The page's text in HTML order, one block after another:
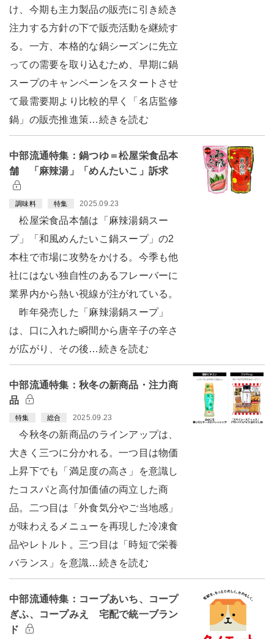
け、今期も主力製品の販売に引き続き
注力する方針の下で販売活動を継続す
る。一方、本格的な鍋シーズンに先立
っての需要を取り込むため、早期に鍋
スープのキャンペーンをスタートさせ
て最需要期より比較的早く「名店監修
鍋」の販売推進策…続きを読む
中部流通特集：鍋つゆ＝松屋栄食品本
舗 「麻辣湯」「めんたいこ」訴求
調味料 特集 2025.09.23
松屋栄食品本舗は「麻辣湯鍋スー
プ」「和風めんたいこ鍋スープ」の2
本柱で市場に攻勢をかける。今季も他
社にはない独自性のあるフレーバーに
業界内から熱い視線が注がれている。
昨年発売した「麻辣湯鍋スープ」
は、口に入れた瞬間から唐辛子の辛さ
が広がり、その後…続きを読む
中部流通特集：秋冬の新商品・注力商
品
特集 総合 2025.09.23
今秋冬の新商品のラインアップは、
大きく三つに分かれる。一つ目は物価
上昇下でも「満足度の高さ」を意識し
たコスパと高付加価値の両立した商
品。二つ目は「外食気分やご当地感」
が味わえるメニューを再現した冷凍食
品やレトルト。三つ目は「時短で栄養
バランス」を意識…続きを読む
中部流通特集：コープあいち、コープ
ぎふ、コープみえ 宅配で統一ブラン
ド